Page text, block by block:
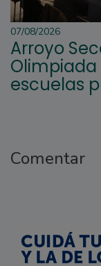
07/08/2026
Arroyo
escuelas
Comentar